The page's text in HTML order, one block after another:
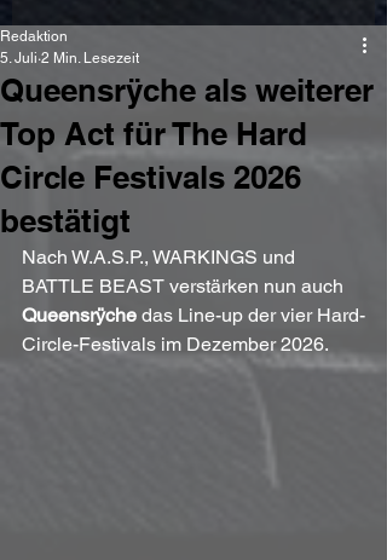
Queensrÿche als weiterer
Top Act für The Hard
Circle Festivals 2026
bestätigt
Redaktion
5. Juli 2 Min. Lesezeit
Nach W.A.S.P., WARKINGS und
BATTLE BEAST verstärken nun auch
Queensrÿche das Line-up der vier Hard-
Circle-Festivals im Dezember 2026.